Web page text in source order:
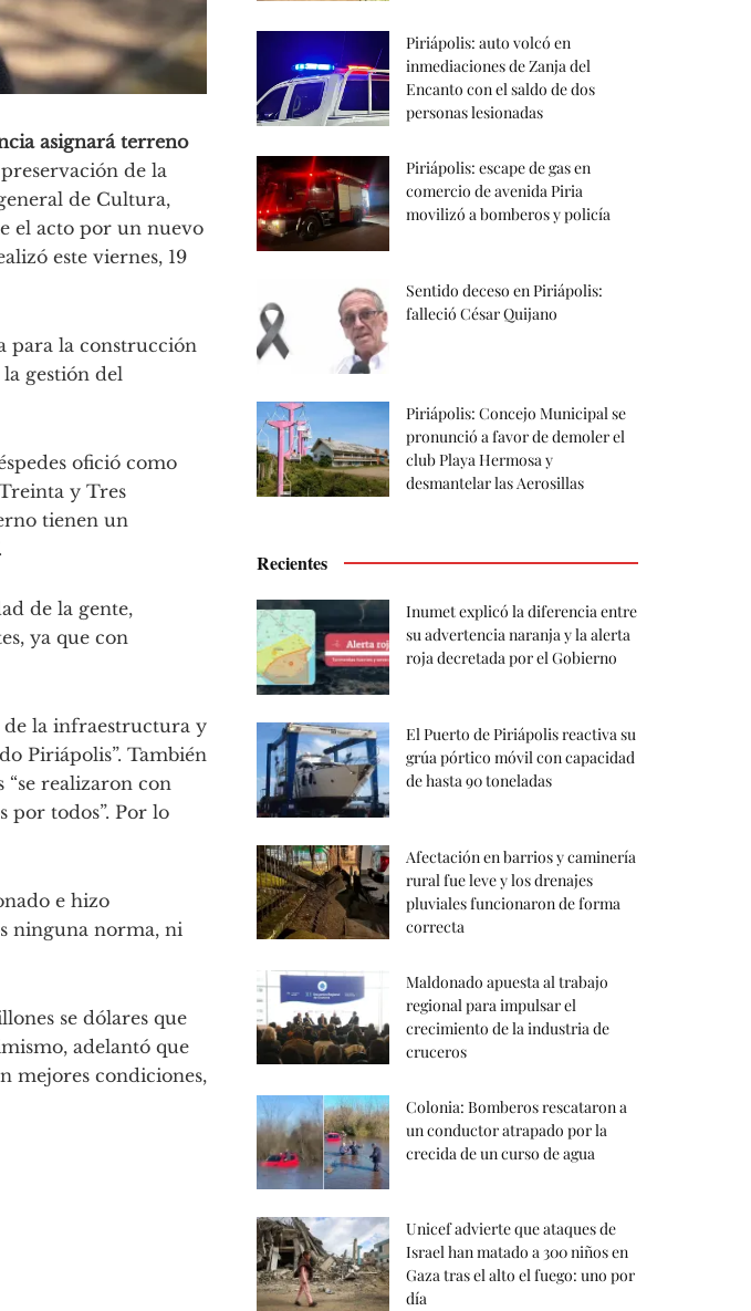
asignará terreno
de la
de Cultura,
el acto por un nuevo
este viernes, 19
para la construcción
gestión del
ofició como
y Tres
tienen un
de la gente,
ya que con
de la infraestructura y
Piriápolis”. También
“se realizaron con
por todos”. Por lo
e hizo
ninguna norma, ni
se dólares que
adelantó que
mejores condiciones,
Piriápolis: auto volcó en
inmediaciones de Zanja del
Encanto con el saldo de dos
personas lesionadas
Piriápolis: escape de gas en
comercio de avenida Piria
movilizó a bomberos y policía
Sentido deceso en Piriápolis:
falleció César Quijano
Piriápolis: Concejo Municipal se
pronunció a favor de demoler el
club Playa Hermosa y
desmantelar las Aerosillas
Recientes
Inumet explicó la diferencia entre
su advertencia naranja y la alerta
roja decretada por el Gobierno
El Puerto de Piriápolis reactiva su
grúa pórtico móvil con capacidad
de hasta 90 toneladas
Afectación en barrios y caminería
rural fue leve y los drenajes
pluviales funcionaron de forma
correcta
Maldonado apuesta al trabajo
regional para impulsar el
crecimiento de la industria de
cruceros
Colonia: Bomberos rescataron a
un conductor atrapado por la
crecida de un curso de agua
Unicef advierte que ataques de
Israel han matado a 300 niños en
Gaza tras el alto el fuego: uno por
día